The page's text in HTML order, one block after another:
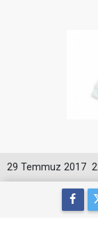
29 Temmuz 2017